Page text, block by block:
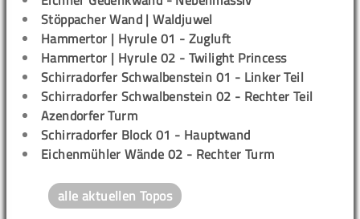
Stöppacher Wand | Waldjuwel
Hammertor | Hyrule 01 - Zugluft
Hammertor | Hyrule 02 - Twilight Princess
Schirradorfer Schwalbenstein 01 - Linker Teil
Schirradorfer Schwalbenstein 02 - Rechter Teil
Azendorfer Turm
Schirradorfer Block 01 - Hauptwand
Eichenmühler Wände 02 - Rechter Turm
alle aktuellen Topos